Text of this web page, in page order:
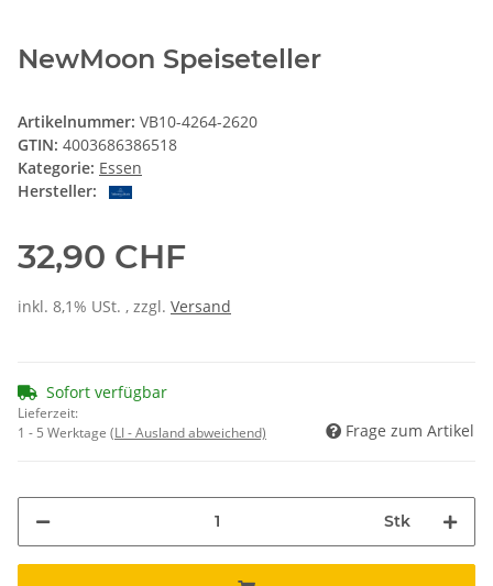
NewMoon Speiseteller
Artikelnummer: VB10-4264-2620
GTIN: 4003686386518
Kategorie: Essen
Hersteller:
32,90 CHF
inkl. 8,1% USt. , zzgl. Versand
Sofort verfügbar
Lieferzeit:
1 - 5 Werktage (LI - Ausland abweichend) Frage zum Artikel
Stk